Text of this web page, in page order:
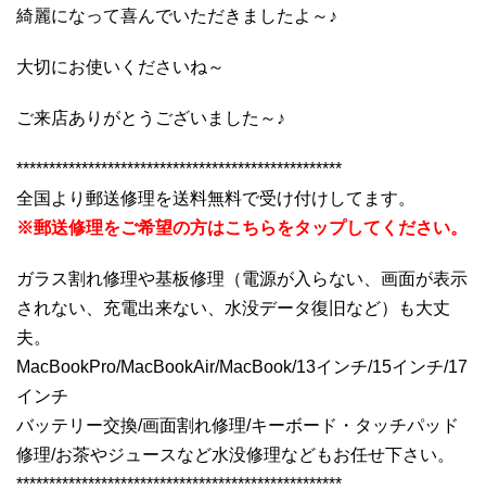
綺麗になって喜んでいただきましたよ～♪
大切にお使いくださいね～
ご来店ありがとうございました～♪
**************************************************
全国より郵送修理を送料無料で受け付けしてます。
※郵送修理をご希望の方はこちらをタップしてください。
ガラス割れ修理や基板修理（電源が入らない、画面が表示
されない、充電出来ない、水没データ復旧など）も大丈
夫。
MacBookPro/MacBookAir/MacBook/13インチ/15インチ/17
インチ
バッテリー交換/画面割れ修理/キーボード・タッチパッド
修理/お茶やジュースなど水没修理などもお任せ下さい。
**************************************************